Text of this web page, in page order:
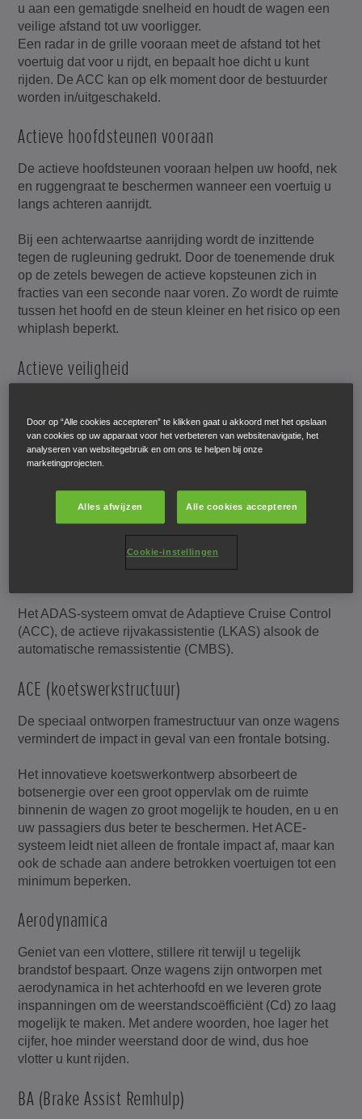
u aan een gematigde snelheid en houdt de wagen een
veilige afstand tot uw voorligger.
Een radar in de grille vooraan meet de afstand tot het
voertuig dat voor u rijdt, en bepaalt hoe dicht u kunt
rijden. De ACC kan op elk moment door de bestuurder
worden in/uitgeschakeld.
Actieve hoofdsteunen vooraan
De actieve hoofdsteunen vooraan helpen uw hoofd, nek
en ruggengraat te beschermen wanneer een voertuig u
langs achteren aanrijdt.
Bij een achterwaartse aanrijding wordt de inzittende
tegen de rugleuning gedrukt. Door de toenemende druk
op de zetels bewegen de actieve kopsteunen zich in
fracties van een seconde naar voren. Zo wordt de ruimte
tussen het hoofd en de steun kleiner en het risico op een
whiplash beperkt.
Actieve veiligheid
veiligheidstechnologie een wereld van verschil maken.
Systemen zoals ABS (antiblokkeersysteem), EBD
(Electronic Brake-force Distribution of elektronische
remkrachtverdeling), ADAS (geavanceerd
rijassistentiesysteem) en VSA-stabiliteitssysteem
(Vehicle Stability Assist) zijn inbegrepen. Elk systeem
draagt bij aan uw veiligheid door in de eerste plaats een
Het ADAS-systeem omvat de Adaptieve Cruise Control
(ACC), de actieve rijvakassistentie (LKAS) alsook de
automatische remassistentie (CMBS).
ACE (koetswerkstructuur)
De speciaal ontworpen framestructuur van onze wagens
vermindert de impact in geval van een frontale botsing.
Het innovatieve koetswerkontwerp absorbeert de
botsenergie over een groot oppervlak om de ruimte
binnenin de wagen zo groot mogelijk te houden, en u en
uw passagiers dus beter te beschermen. Het ACE-
systeem leidt niet alleen de frontale impact af, maar kan
ook de schade aan andere betrokken voertuigen tot een
minimum beperken.
Aerodynamica
Geniet van een vlottere, stillere rit terwijl u tegelijk
brandstof bespaart. Onze wagens zijn ontworpen met
aerodynamica in het achterhoofd en we leveren grote
inspanningen om de weerstandscoëfficiënt (Cd) zo laag
mogelijk te maken. Met andere woorden, hoe lager het
cijfer, hoe minder weerstand door de wind, dus hoe
vlotter u kunt rijden.
BA (Brake Assist Remhulp)
Door op “Alle cookies accepteren” te klikken gaat u akkoord met het opslaan
van cookies op uw apparaat voor het verbeteren van websitenavigatie, het
analyseren van websitegebruik en om ons te helpen bij onze
marketingprojecten.
Alles afwijzen Alle cookies accepteren
Cookie-instellingen